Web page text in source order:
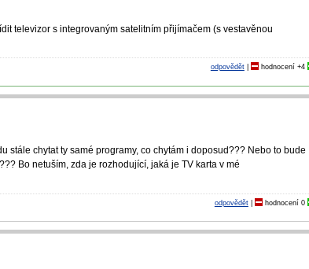
televizor s integrovaným satelitním přijímačem (s vestavěnou
odpovědět| hodnocení +4
stále chytat ty samé programy, co chytám i doposud??? Nebo to bude
Bo netuším, zda je rozhodující, jaká je TV karta v mé
odpovědět| hodnocení 0